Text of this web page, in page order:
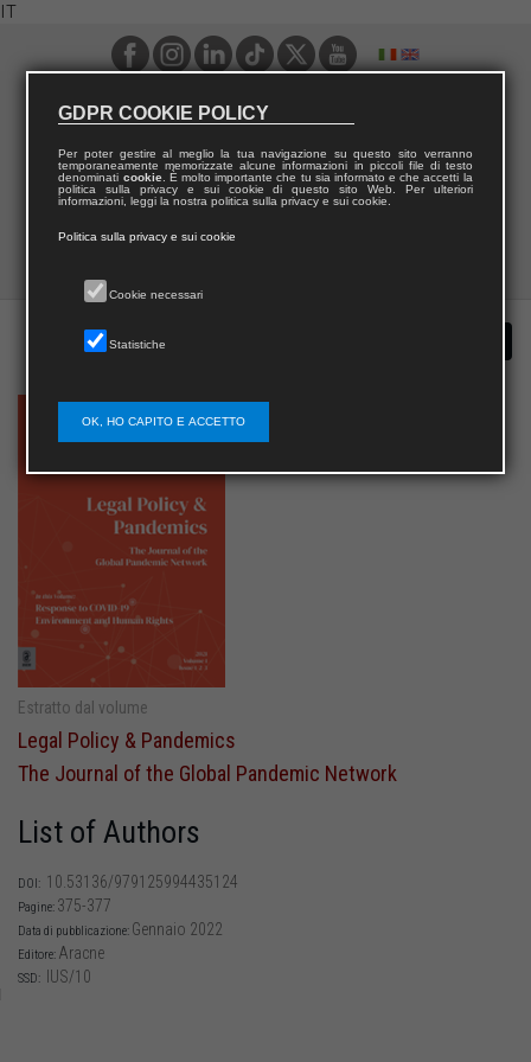
IT
Estratto dal volume
Legal Policy & Pandemics
The Journal of the Global Pandemic Network
List of Authors
DOI: 10.53136/979125994435124
Pagine: 375-377
Data di pubblicazione: Gennaio 2022
Editore: Aracne
SSD: IUS/10
GDPR COOKIE POLICY
Per poter gestire al meglio la tua navigazione su questo sito verranno
temporaneamente memorizzate alcune informazioni in piccoli file di testo
denominati cookie. È molto importante che tu sia informato e che accetti la
politica sulla privacy e sui cookie di questo sito Web. Per ulteriori
informazioni, leggi la nostra politica sulla privacy e sui cookie.
Politica sulla privacy e sui cookie
Cookie necessari
Statistiche
OK, HO CAPITO E ACCETTO